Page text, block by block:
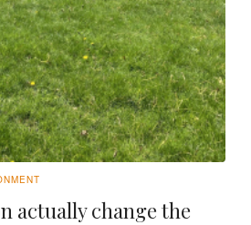
actually change the